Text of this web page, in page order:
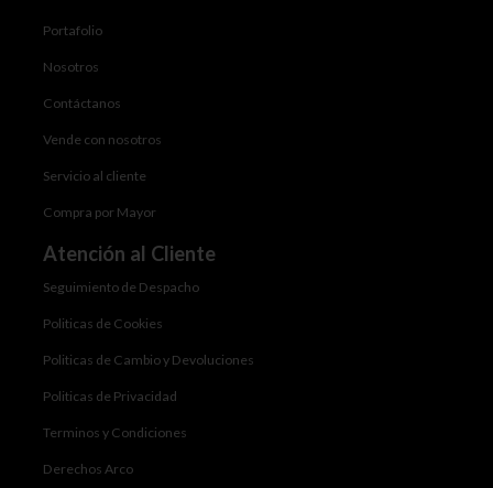
Portafolio
Nosotros
Contáctanos
Vende con nosotros
Servicio al cliente
Compra por Mayor
Atención al Cliente
Seguimiento de Despacho
Politicas de Cookies
Politicas de Cambio y Devoluciones
Politicas de Privacidad
Terminos y Condiciones
Derechos Arco